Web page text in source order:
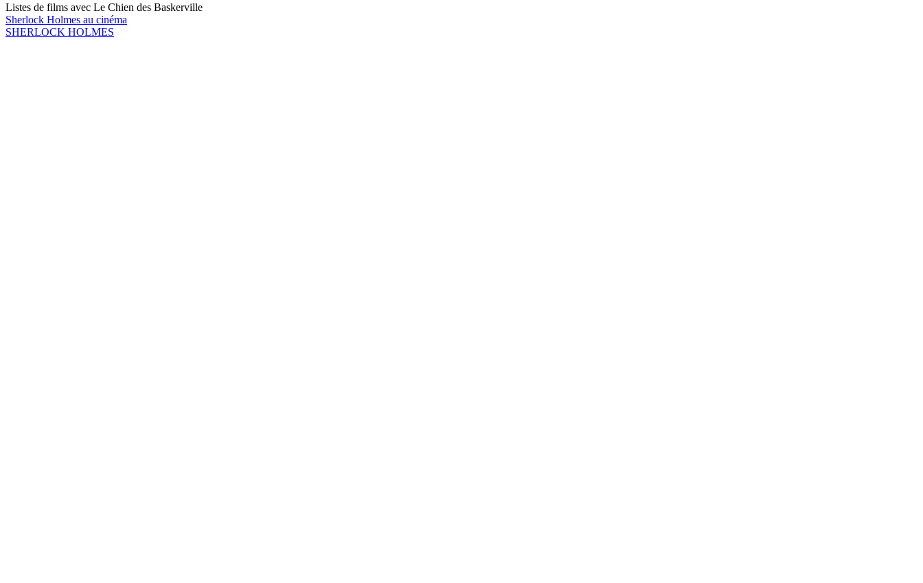
Listes de films avec Le Chien des Baskerville
Sherlock Holmes au cinéma
SHERLOCK HOLMES